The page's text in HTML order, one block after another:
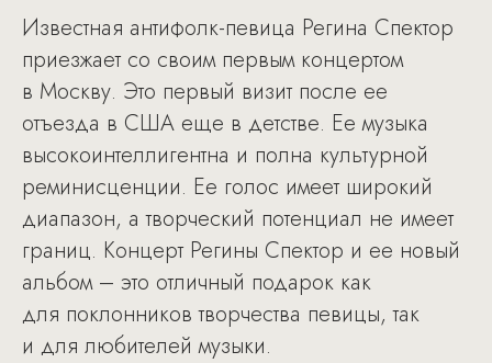
Известная антифолк-певица Регина Спектор
приезжает со своим первым концертом
в Москву. Это первый визит после ее
отъезда в США еще в детстве. Ее музыка
высокоинтеллигентна и полна культурной
реминисценции. Ее голос имеет широкий
диапазон, а творческий потенциал не имеет
границ. Концерт Регины Спектор и ее новый
альбом – это отличный подарок как
для поклонников творчества певицы, так
и для любителей музыки.